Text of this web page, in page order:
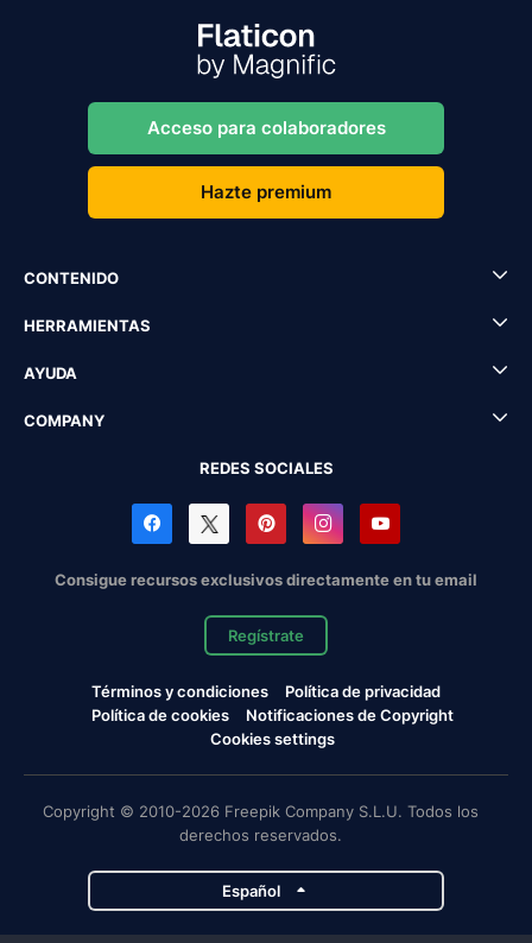
Acceso para colaboradores
Hazte premium
CONTENIDO
HERRAMIENTAS
AYUDA
COMPANY
REDES SOCIALES
Consigue recursos exclusivos directamente en tu email
Regístrate
Términos y condiciones
Política de privacidad
Política de cookies
Notificaciones de Copyright
Cookies settings
Copyright © 2010-2026 Freepik Company S.L.U. Todos los
derechos reservados.
Español